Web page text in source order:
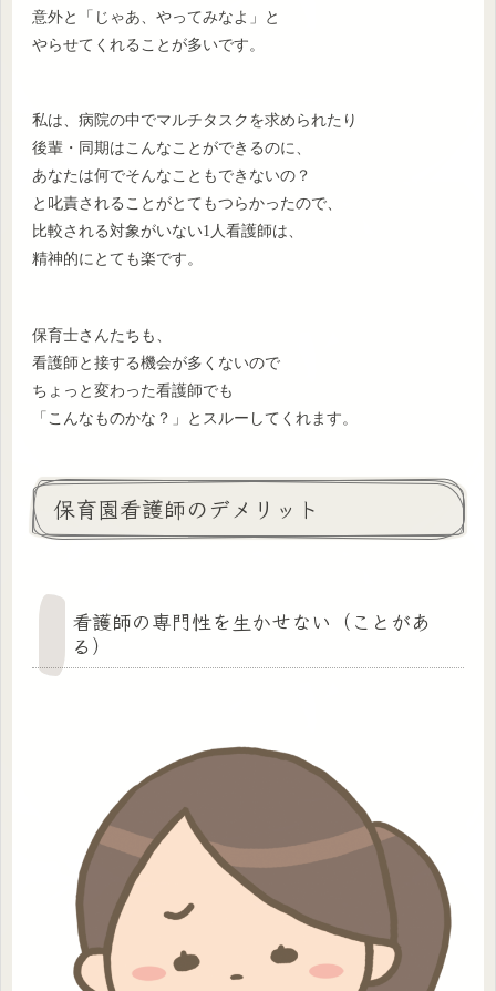
意外と「じゃあ、やってみなよ」と
やらせてくれることが多いです。
私は、病院の中でマルチタスクを求められたり
後輩・同期はこんなことができるのに、
あなたは何でそんなこともできないの？
と叱責されることがとてもつらかったので、
比較される対象がいない1人看護師は、
精神的にとても楽です。
保育士さんたちも、
看護師と接する機会が多くないので
ちょっと変わった看護師でも
「こんなものかな？」とスルーしてくれます。
保育園看護師のデメリット
看護師の専門性を生かせない（ことがあ
る）